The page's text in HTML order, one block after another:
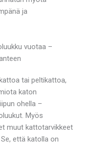
ja
vuotaa –
tai peltikattoa,
katon
ohella –
Myös
muut kattotarvikkeet
että katolla on